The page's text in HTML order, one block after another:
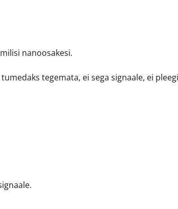
nanoosakesi.
tegemata, ei sega signaale, ei